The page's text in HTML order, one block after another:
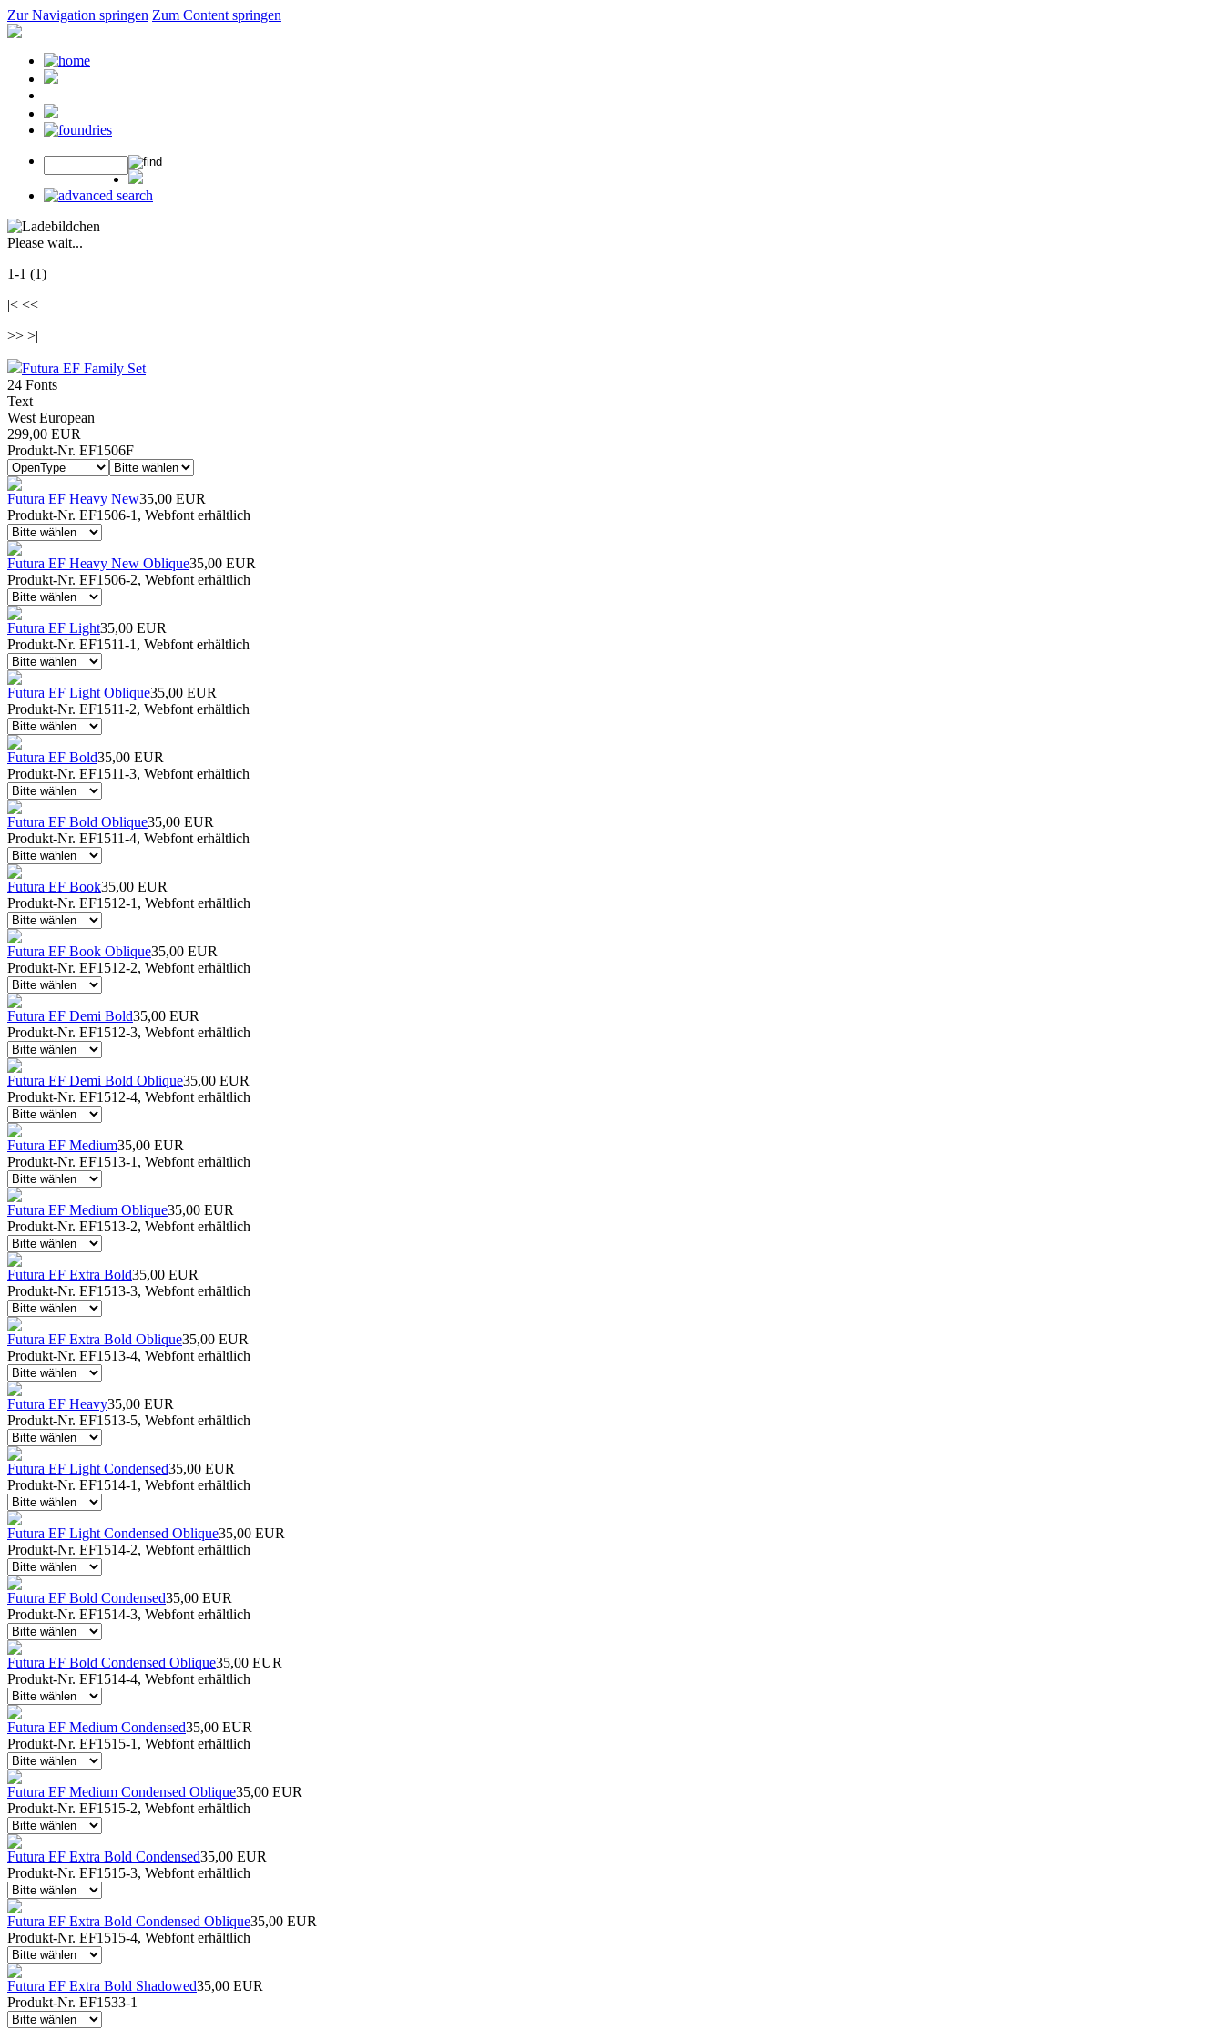
Zur Navigation springen Zum Content springen
Please wait...
1-1 (1)
|< <<
>> >|
Futura EF Family Set
24 Fonts
Text
West European
299,00 EUR
Produkt-Nr. EF1506F
Futura EF Heavy New35,00 EUR
Produkt-Nr. EF1506-1, Webfont erhältlich
Futura EF Heavy New Oblique35,00 EUR
Produkt-Nr. EF1506-2, Webfont erhältlich
Futura EF Light35,00 EUR
Produkt-Nr. EF1511-1, Webfont erhältlich
Futura EF Light Oblique35,00 EUR
Produkt-Nr. EF1511-2, Webfont erhältlich
Futura EF Bold35,00 EUR
Produkt-Nr. EF1511-3, Webfont erhältlich
Futura EF Bold Oblique35,00 EUR
Produkt-Nr. EF1511-4, Webfont erhältlich
Futura EF Book35,00 EUR
Produkt-Nr. EF1512-1, Webfont erhältlich
Futura EF Book Oblique35,00 EUR
Produkt-Nr. EF1512-2, Webfont erhältlich
Futura EF Demi Bold35,00 EUR
Produkt-Nr. EF1512-3, Webfont erhältlich
Futura EF Demi Bold Oblique35,00 EUR
Produkt-Nr. EF1512-4, Webfont erhältlich
Futura EF Medium35,00 EUR
Produkt-Nr. EF1513-1, Webfont erhältlich
Futura EF Medium Oblique35,00 EUR
Produkt-Nr. EF1513-2, Webfont erhältlich
Futura EF Extra Bold35,00 EUR
Produkt-Nr. EF1513-3, Webfont erhältlich
Futura EF Extra Bold Oblique35,00 EUR
Produkt-Nr. EF1513-4, Webfont erhältlich
Futura EF Heavy35,00 EUR
Produkt-Nr. EF1513-5, Webfont erhältlich
Futura EF Light Condensed35,00 EUR
Produkt-Nr. EF1514-1, Webfont erhältlich
Futura EF Light Condensed Oblique35,00 EUR
Produkt-Nr. EF1514-2, Webfont erhältlich
Futura EF Bold Condensed35,00 EUR
Produkt-Nr. EF1514-3, Webfont erhältlich
Futura EF Bold Condensed Oblique35,00 EUR
Produkt-Nr. EF1514-4, Webfont erhältlich
Futura EF Medium Condensed35,00 EUR
Produkt-Nr. EF1515-1, Webfont erhältlich
Futura EF Medium Condensed Oblique35,00 EUR
Produkt-Nr. EF1515-2, Webfont erhältlich
Futura EF Extra Bold Condensed35,00 EUR
Produkt-Nr. EF1515-3, Webfont erhältlich
Futura EF Extra Bold Condensed Oblique35,00 EUR
Produkt-Nr. EF1515-4, Webfont erhältlich
Futura EF Extra Bold Shadowed35,00 EUR
Produkt-Nr. EF1533-1